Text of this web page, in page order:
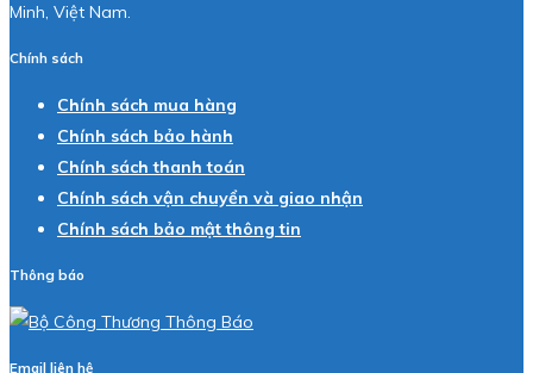
Minh, Việt Nam.
Chính sách
Chính sách mua hàng
Chính sách bảo hành
Chính sách thanh toán
Chính sách vận chuyển và giao nhận
Chính sách bảo mật thông tin
Thông báo
Email liên hệ